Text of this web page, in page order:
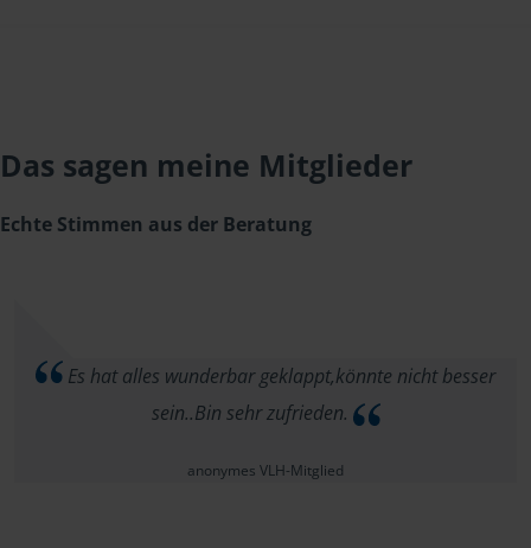
Das sagen meine Mitglieder
Echte Stimmen aus der Beratung
Es hat alles wunderbar geklappt,könnte nicht besser
sein..Bin sehr zufrieden.
anonymes VLH-Mitglied